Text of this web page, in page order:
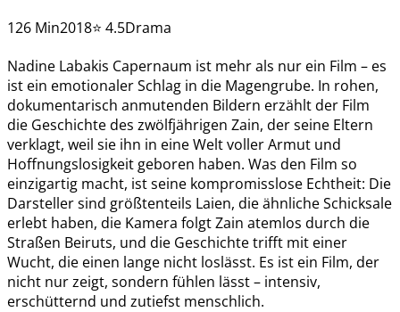
126 Min2018⭐ 4.5Drama
Nadine Labakis Capernaum ist mehr als nur ein Film – es
ist ein emotionaler Schlag in die Magengrube. In rohen,
dokumentarisch anmutenden Bildern erzählt der Film
die Geschichte des zwölfjährigen Zain, der seine Eltern
verklagt, weil sie ihn in eine Welt voller Armut und
Hoffnungslosigkeit geboren haben. Was den Film so
einzigartig macht, ist seine kompromisslose Echtheit: Die
Darsteller sind größtenteils Laien, die ähnliche Schicksale
erlebt haben, die Kamera folgt Zain atemlos durch die
Straßen Beiruts, und die Geschichte trifft mit einer
Wucht, die einen lange nicht loslässt. Es ist ein Film, der
nicht nur zeigt, sondern fühlen lässt – intensiv,
erschütternd und zutiefst menschlich.